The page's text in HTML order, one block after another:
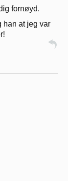
fornøyd.
han at jeg var